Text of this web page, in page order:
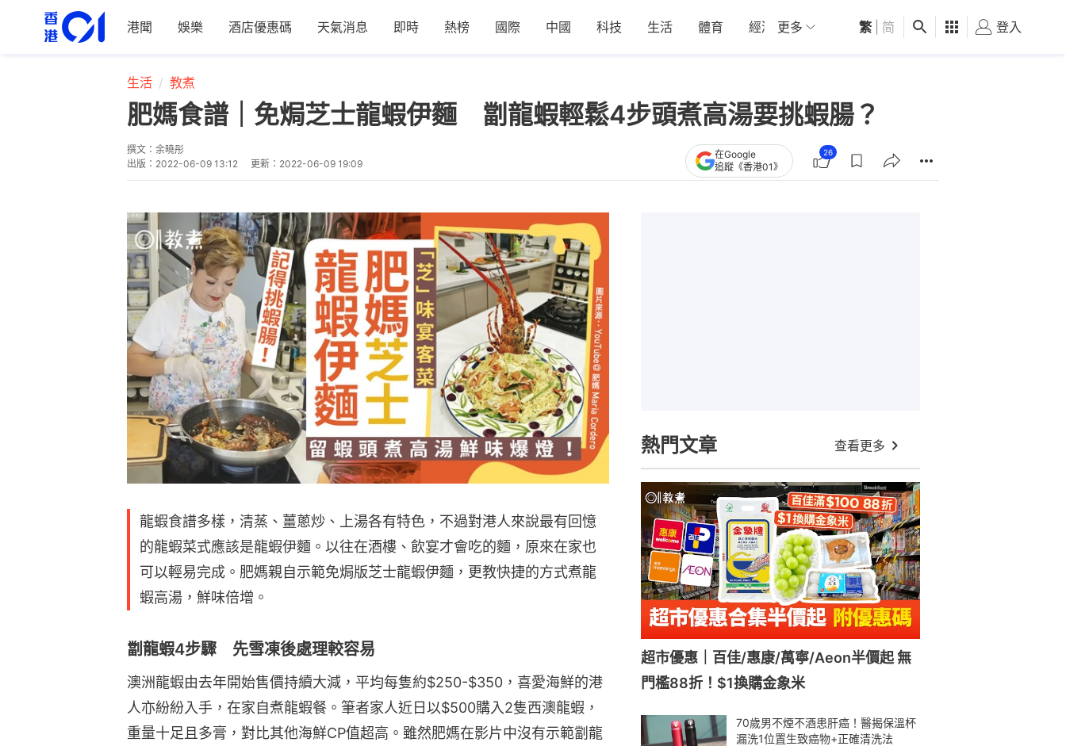
港聞 娛樂 酒店優惠碼 天氣消息 即時 熱榜 國際 中國 科技 生活 體育 經濟 01深圳 觀點 健康 好食玩飛
更多 繁 简 登入
生活 教煮
肥媽食譜｜免焗芝士龍蝦伊麵 劏龍蝦輕鬆4步頭煮高湯要挑蝦腸？
撰文： 余曉彤
出版： 2022-06-09 13:12 更新： 2022-06-09 19:09
在Google
追蹤《香港01》
26
龍蝦食譜多樣，清蒸、薑蔥炒、上湯各有特色，不過對港人來說最有回憶
的龍蝦菜式應該是龍蝦伊麵。以往在酒樓、飲宴才會吃的麵，原來在家也
可以輕易完成。肥媽親自示範免焗版芝士龍蝦伊麵，更教快捷的方式煮龍
蝦高湯，鮮味倍增。
劏龍蝦4步驟 先雪凍後處理較容易
澳洲龍蝦由去年開始售價持續大減，平均每隻約$250-$350，喜愛海鮮的港
人亦紛紛入手，在家自煮龍蝦餐。筆者家人近日以$500購入2隻西澳龍蝦，
重量十足且多膏，對比其他海鮮CP值超高。雖然肥媽在影片中沒有示範劏龍
熱門文章 查看更多
超市優惠｜百佳/惠康/萬寧/Aeon半價起 無
門檻88折！$1換購金象米
70歲男不煙不酒患肝癌！醫揭保溫杯
漏洗1位置生致癌物+正確清洗法